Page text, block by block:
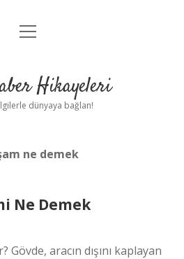
Anasayfa
Uyarı
menüyü
Hikayeleri
dünyaya bağlan!
ne demek
Ne Demek
Gövde, aracın dışını kaplayan